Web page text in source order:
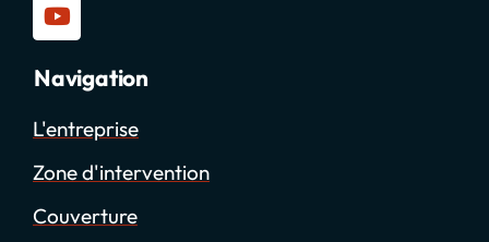
Navigation
L'entreprise
Zone d'intervention
Couverture